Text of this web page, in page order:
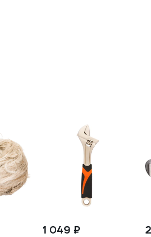
1 049 ₽